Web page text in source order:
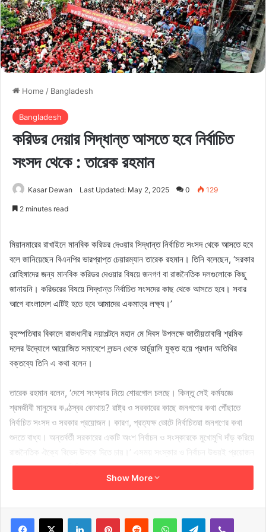
Home / Bangladesh
Bangladesh
করিডর দেয়ার সিদ্ধান্ত আসতে হবে নির্বাচিত
সংসদ থেকে : তারেক রহমান
Kasar Dewan Last Updated: May 2, 2025 0 129
2 minutes read
মিয়ানমারের রাখাইনে মানবিক করিডর দেওয়ার সিদ্ধান্ত নির্বাচিত সংসদ থেকে আসতে হবে
বলে জানিয়েছেন বিএনপির ভারপ্রাপ্ত চেয়ারম্যান তারেক রহমান। তিনি বলেছেন, ‘সরকার
রোহিঙ্গাদের জন্য মানবিক করিডর দেওয়ার বিষয়ে জনগণ বা রাজনৈতিক দলগুলোকে কিছু
জানায়নি। করিডরের বিষয়ে সিদ্ধান্ত নির্বাচিত সংসদের কাছ থেকে আসতে হবে। সবার
আগে বাংলাদেশ এটিই হতে হবে আমাদের একমাত্র লক্ষ্য।’
বৃহস্পতিবার বিকালে রাজধানীর নয়াপল্টনে মহান মে দিবস উপলক্ষে জাতীয়তাবাদী শ্রমিক
দলের উদ্যোগে আয়োজিত সমাবেশে লন্ডন থেকে ভার্চুয়ালি যুক্ত হয়ে প্রধান অতিথির
বক্তব্যে তিনি এ কথা বলেন।
তারেক রহমান বলেন, ‘দেশে সংস্কার নিয়ে শোরগোল চলছে। কিন্তু সেই কর্মযজ্ঞে
শ্রমজীবী মানুষের কণ্ঠস্বর কোথায়? রাষ্ট্র ও সরকারের কাছে জনগণের কথা পৌঁছাতে
নির্বাচিত সংসদ ও সরকার প্রয়োজন। কারণ, প্রত্যক্ষ ভোটে নির্বাচিতরা জনগণের কথা
শুনতে বাধ্য। অন্তর্বর্তী সরকারের একটি অংশ নির্বাচন ও সংস্কারকে মুখোমুখি দাঁড় করিয়ে
রাজনৈতিক ঐক্যে বিভেদ উসকে দিতে চায়।’ এসময় সংস্কার ও নির্বাচন উভয়ই প্রয়োজন
বলেও মন্তব্য করেন তিনি।
উল্লেখ করে তারেক রহমান আরও বলেন, স্বৈরাচার যাতে মাথাচাড়া দিতে না পারে, সেজন্য
জবাবদিহিমূলক সরকার প্রতিষ্ঠা জরুরি। জনগণের ওপর একক সিদ্ধান্ত চাপিয়ে দিতে
Show More
LinkedInPinterestReddit WhatsAppTelegramViber